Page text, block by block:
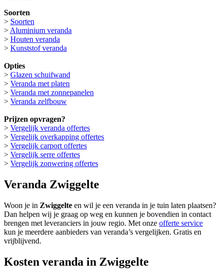
Soorten
> Soorten
>Aluminium veranda
> Houten veranda
> Kunststof veranda
Opties
> Glazen schuifwand
> Veranda met platen
> Veranda met zonnepanelen
> Veranda zelfbouw
Prijzen opvragen?
> Vergelijk veranda offertes
> Vergelijk overkapping offertes
> Vergelijk carport offertes
> Vergelijk serre offertes
> Vergelijk zonwering offertes
Veranda Zwiggelte
Woon je in Zwiggelte en wil je een veranda in je tuin laten plaatsen?
Dan helpen wij je graag op weg en kunnen je bovendien in contact
brengen met leveranciers in jouw regio. Met onze offerte service
kun je meerdere aanbieders van veranda’s vergelijken. Gratis en
vrijblijvend.
Kosten veranda in Zwiggelte